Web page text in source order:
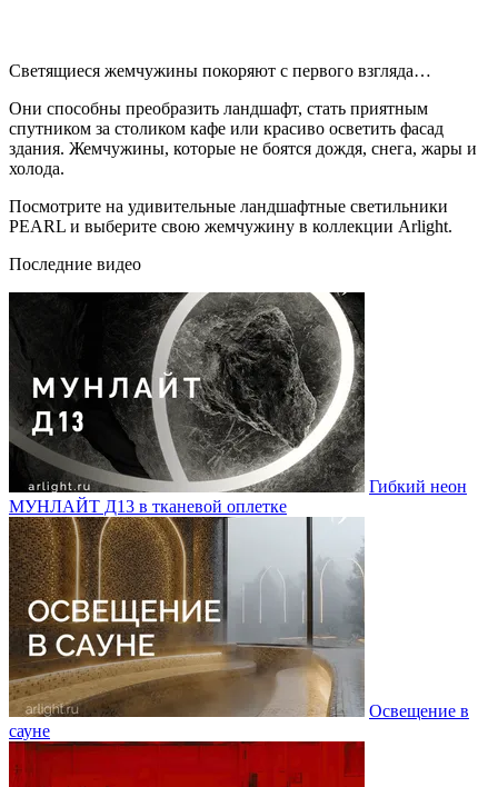
Светящиеся жемчужины покоряют с первого взгляда…
Они способны преобразить ландшафт, стать приятным
спутником за столиком кафе или красиво осветить фасад
здания. Жемчужины, которые не боятся дождя, снега, жары и
холода.
Посмотрите на удивительные ландшафтные светильники
PEARL и выберите свою жемчужину в коллекции Arlight.
Последние видео
Гибкий неон
МУНЛАЙТ Д13 в тканевой оплетке
Освещение в
сауне